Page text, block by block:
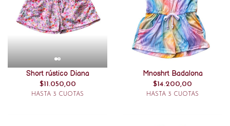
Short rústico Diana
$11.050,00
HASTA 3 CUOTAS
Mnoshrt Badalona
$14.200,00
HASTA 3 CUOTAS